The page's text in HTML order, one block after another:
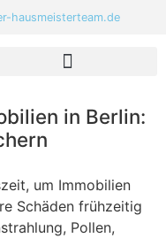
hausmeisterteam.de
in Berlin:
um Immobilien
Schäden frühzeitig
Pollen,